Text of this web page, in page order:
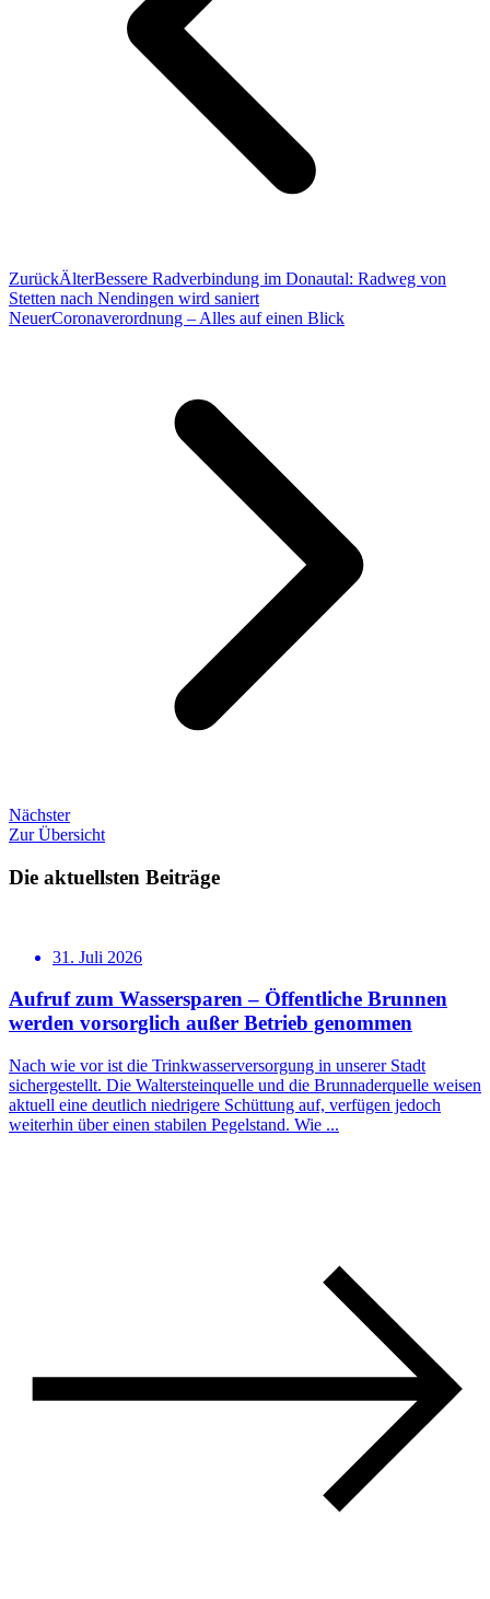
ZurückÄlterBessere Radverbindung im Donautal: Radweg von
Stetten nach Nendingen wird saniert
NeuerCoronaverordnung – Alles auf einen Blick
Nächster
Zur Übersicht
Die aktuellsten Beiträge
31. Juli 2026
Aufruf zum Wassersparen – Öffentliche Brunnen
werden vorsorglich außer Betrieb genommen
Nach wie vor ist die Trinkwasserversorgung in unserer Stadt
sichergestellt. Die Waltersteinquelle und die Brunnaderquelle weisen
aktuell eine deutlich niedrigere Schüttung auf, verfügen jedoch
weiterhin über einen stabilen Pegelstand. Wie ...